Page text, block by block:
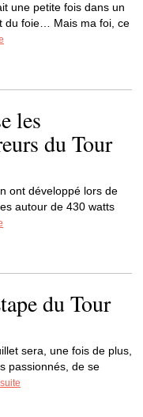
une petite fois dans un
du foie… Mais ma foi, ce
les
du Tour
ont développé lors de
autour de 430 watts
du Tour
sera, une fois de plus,
passionnés, de se